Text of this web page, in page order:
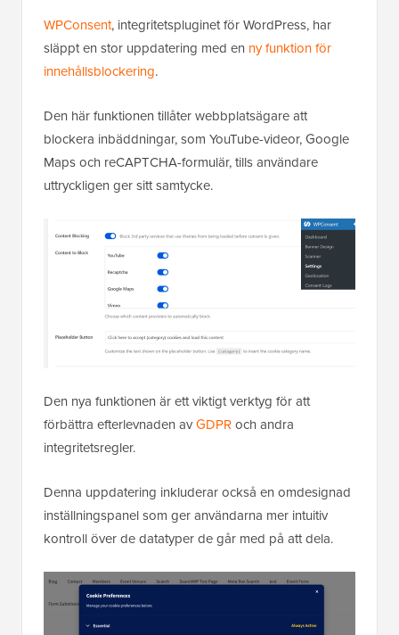
WPConsent, integritetspluginet för WordPress, har
släppt en stor uppdatering med en ny funktion för
innehållsblockering.
Den här funktionen tillåter webbplatsägare att
blockera inbäddningar, som YouTube-videor, Google
Maps och reCAPTCHA-formulär, tills användare
uttryckligen ger sitt samtycke.
Den nya funktionen är ett viktigt verktyg för att
förbättra efterlevnaden avGDPRoch andra
integritetsregler.
Denna uppdatering inkluderar också en omdesignad
inställningspanel som ger användarna mer intuitiv
kontroll över de datatyper de går med på att dela.